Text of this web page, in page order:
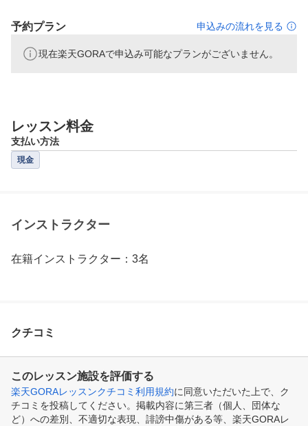
予約プラン 申込みの流れを見る
現在楽天GORAで申込み可能なプランがございません。
レッスン料金
支払い方法
現金
インストラクター
在籍インストラクター：3名
クチコミ
このレッスン施設を評価する
楽天GORAレッスンクチコミ利用規約に同意いただいた上で、ク
チコミを投稿してください。掲載内容に第三者（個人、団体な
ど）への差別、不適切な表現、誹謗中傷がある等、楽天GORAレ